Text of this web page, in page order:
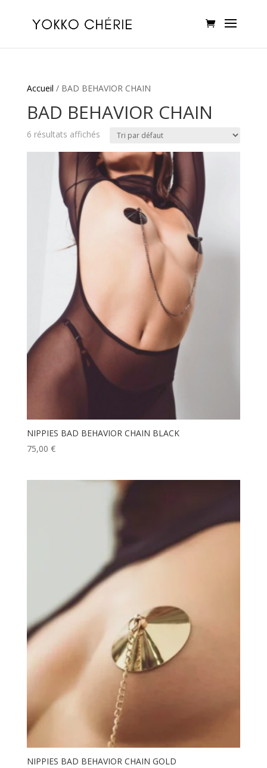
Accueil / BAD BEHAVIOR CHAIN
BAD BEHAVIOR CHAIN
6 résultats affichés
NIPPIES BAD BEHAVIOR CHAIN BLACK
75,00 €
NIPPIES BAD BEHAVIOR CHAIN GOLD